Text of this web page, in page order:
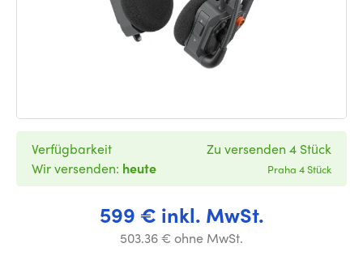
599 € inkl. MwSt.
503.36 € ohne MwSt.
Verfügbarkeit
Wir versenden: heute
Zu versenden 4 Stück
Praha 4 Stück